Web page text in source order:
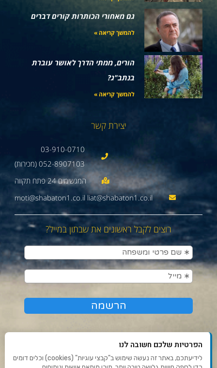
גם מאחורי הכותרות קורים דברים
להמשך קריאה »
הורים, ממתי הדרך לאושר עוברת
בנתב"ג?
להמשך קריאה »
יצירת קשר
03-910-0710
052-8907103 (מכירות)
moti@shabaton1.co.il liat@shabaton1.co.il
רוצים לקבל ראשונים את שבתון במייל?
הפרטיות שלכם חשובה לנו
לידיעתכם, באתר זה נעשה שימוש ב"קבצי עוגיות" (cookies) וכלים דומים